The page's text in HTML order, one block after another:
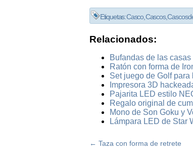
Etiquetas:Casco,Cascos,Cascos
Relacionados:
Bufandas de las
Ratón con forma de
Set juego de Golf para
Impresora 3D
Pajarita LED estilo
Regalo original de
Mono de Son Goku y
Lámpara LED de Star
← Taza con forma de retrete